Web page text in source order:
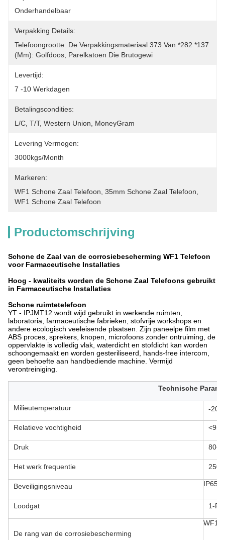
Onderhandelbaar
Verpakking Details:
Telefoongrootte: De Verpakkingsmateriaal 373 Van *282 *137
(mm): Golfdoos, Parelkatoen Die Brutogewi
Levertijd:
7 -10 Werkdagen
Betalingscondities:
L/C, T/T, Western Union, MoneyGram
Levering Vermogen:
3000kgs/month
Markeren:
WF1 Schone Zaal Telefoon 35mm Schone Zaal Telefoon
WF1 Schone Zaal Telefoon
Productomschrijving
Schone de Zaal van de corrosiebescherming WF1 Telefoon
voor Farmaceutische Installaties
Hoog - kwaliteits worden de Schone Zaal Telefoons gebruikt
in Farmaceutische Installaties
Schone ruimtetelefoon
YT - IPJMT12 wordt wijd gebruikt in werkende ruimten,
laboratoria, farmaceutische fabrieken, stofvrije workshops en
andere ecologisch veeleisende plaatsen. Zijn paneelpe film met
ABS proces, sprekers, knopen, microfoons zonder ontruiming, de
oppervlakte is volledig vlak, waterdicht en stofdicht kan worden
schoongemaakt en worden gesteriliseerd, hands-free intercom,
geen behoefte aan handbediende machine. Vermijd
verontreiniging.
Technische
Milieutemperatuur -
Relatieve vochtigheid <95>
Druk
Het werk frequentie
Beveiligingsniveau IP65
Loodgat 1-
De rang van de corrosiebescherming
WF1